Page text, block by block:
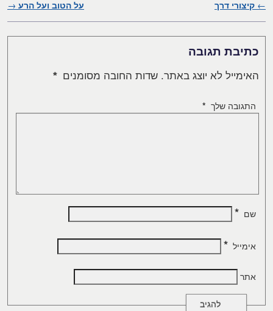
ניווט בפוסטים
← קיצורי דרך על הטוב ועל הרע →
כתיבת תגובה
האימייל לא יוצג באתר. שדות החובה מסומנים *
התגובה שלך *
שם *
אימייל *
אתר